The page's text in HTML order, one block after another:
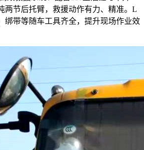
两节后托臂，救援动作有力、精准。L
绑带等随车工具齐全，提升现场作业效